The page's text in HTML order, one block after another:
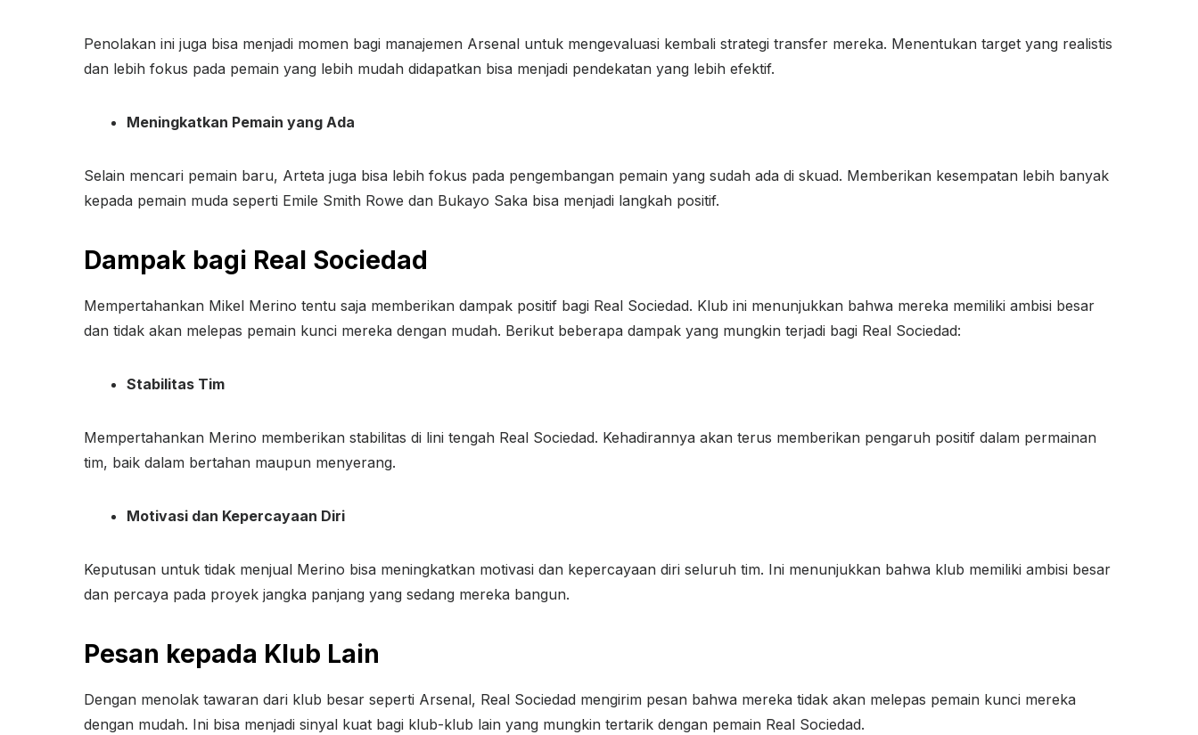
Penolakan ini juga bisa menjadi momen bagi manajemen Arsenal untuk mengevaluasi kembali strategi transfer mereka. Menentukan target yang realistis
dan lebih fokus pada pemain yang lebih mudah didapatkan bisa menjadi pendekatan yang lebih efektif.
Meningkatkan Pemain yang Ada
Selain mencari pemain baru, Arteta juga bisa lebih fokus pada pengembangan pemain yang sudah ada di skuad. Memberikan kesempatan lebih banyak
kepada pemain muda seperti Emile Smith Rowe dan Bukayo Saka bisa menjadi langkah positif.
Dampak bagi Real Sociedad
Mempertahankan Mikel Merino tentu saja memberikan dampak positif bagi Real Sociedad. Klub ini menunjukkan bahwa mereka memiliki ambisi besar
dan tidak akan melepas pemain kunci mereka dengan mudah. Berikut beberapa dampak yang mungkin terjadi bagi Real Sociedad:
Stabilitas Tim
Mempertahankan Merino memberikan stabilitas di lini tengah Real Sociedad. Kehadirannya akan terus memberikan pengaruh positif dalam permainan
tim, baik dalam bertahan maupun menyerang.
Motivasi dan Kepercayaan Diri
Keputusan untuk tidak menjual Merino bisa meningkatkan motivasi dan kepercayaan diri seluruh tim. Ini menunjukkan bahwa klub memiliki ambisi besar
dan percaya pada proyek jangka panjang yang sedang mereka bangun.
Pesan kepada Klub Lain
Dengan menolak tawaran dari klub besar seperti Arsenal, Real Sociedad mengirim pesan bahwa mereka tidak akan melepas pemain kunci mereka
dengan mudah. Ini bisa menjadi sinyal kuat bagi klub-klub lain yang mungkin tertarik dengan pemain Real Sociedad.